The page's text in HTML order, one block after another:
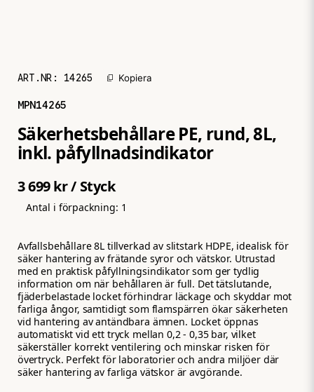
ART.NR: 14265 Kopiera
MPN14265
Säkerhetsbehållare PE, rund, 8L,
inkl. påfyllnadsindikator
3 699 kr/ Styck
Antal i förpackning: 1
Avfallsbehållare 8L tillverkad av slitstark HDPE, idealisk för
säker hantering av frätande syror och vätskor. Utrustad
med en praktisk påfyllningsindikator som ger tydlig
information om när behållaren är full. Det tätslutande,
fjäderbelastade locket förhindrar läckage och skyddar mot
farliga ångor, samtidigt som flamspärren ökar säkerheten
vid hantering av antändbara ämnen. Locket öppnas
automatiskt vid ett tryck mellan 0,2 - 0,35 bar, vilket
säkerställer korrekt ventilering och minskar risken för
övertryck. Perfekt för laboratorier och andra miljöer där
säker hantering av farliga vätskor är avgörande.